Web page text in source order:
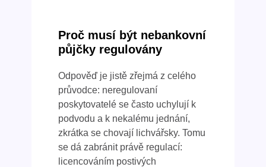
Proč musí být nebankovní
půjčky regulovány
Odpověď je jistě zřejmá z celého
průvodce: neregulovaní
poskytovatelé se často uchylují k
podvodu a k nekalému jednání,
zkrátka se chovají lichvářsky. Tomu
se dá zabránit právě regulací:
licencováním postivých